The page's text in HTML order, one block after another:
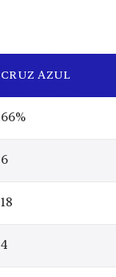
CRUZ AZUL
66%
6
18
4